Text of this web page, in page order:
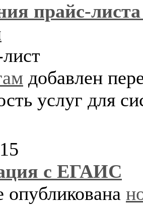
прайс-
добавлен
услуг для
с ЕГАИС
опубликована